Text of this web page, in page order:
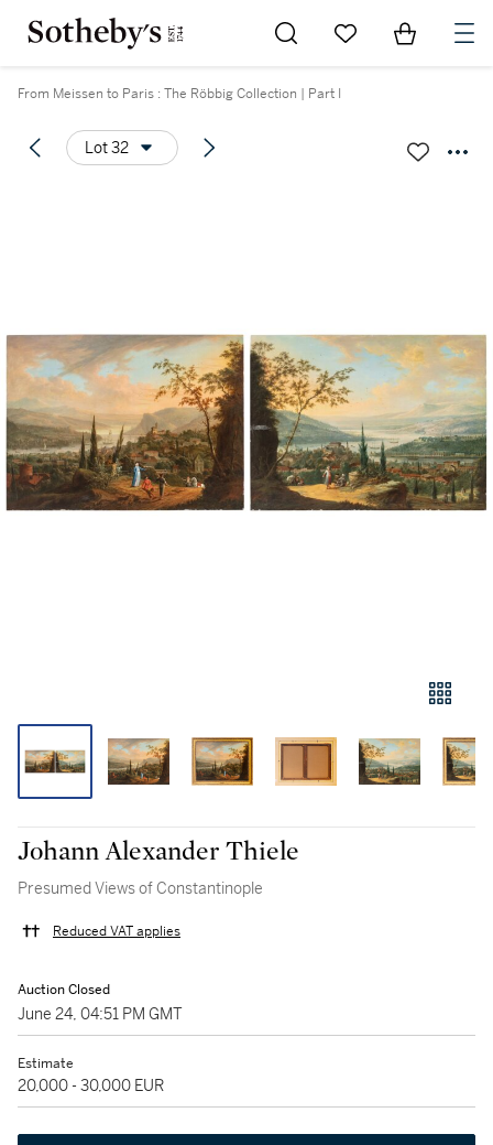
Go to My Favorites
Items in
From Meissen to Paris : The Röbbig Collection | Part I
Lot 32
Johann Alexander Thiele
Presumed Views of Constantinople
Reduced VAT applies
Auction Closed
June 24, 04:51 PM GMT
Estimate
20,000 - 30,000 EUR